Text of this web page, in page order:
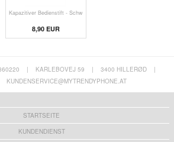
Kapazitiver Bedienstift - Schw
8,90 EUR
| KARLEBOVEJ 59 | 3400 HILLERØD
|
KUNDENSERVICE@MYTRENDYPHONE.AT
STARTSEITE
KUNDENDIENST